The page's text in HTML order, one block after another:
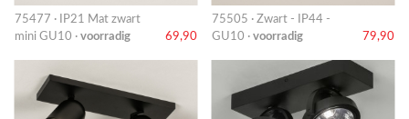
75477 · IP21 Mat zwart
mini GU10 · voorradig 69,90
75505 · Zwart - IP44 -
GU10 · voorradig 79,90